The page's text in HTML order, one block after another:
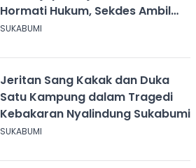
Hormati Hukum, Sekdes Ambil
Alih Pelayanan
SUKABUMI
Jeritan Sang Kakak dan Duka
Satu Kampung dalam Tragedi
Kebakaran Nyalindung Sukabumi
SUKABUMI